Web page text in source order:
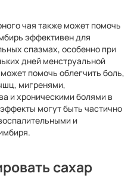
чая также может помочь
эффективен для
спазмах, особенно при
дней менструальной
помочь облегчить боль,
мигренями,
и хроническими болями в
могут быть частично
и
сахар